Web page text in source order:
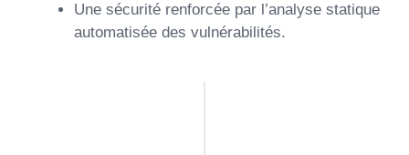
Une sécurité renforcée par l’analyse statique
automatisée des vulnérabilités.